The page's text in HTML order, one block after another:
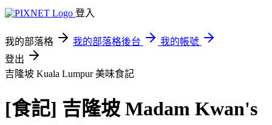
登入
我的部落格 我的部落格後台
我的帳號
登出
吉隆坡 Kuala Lumpur美味食記
[食記] 吉隆坡 Madam Kwan's